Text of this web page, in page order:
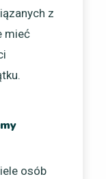
z
mieć
osób